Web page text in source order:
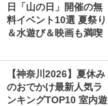
日「山の日」開催の無
料イベント10選 夏祭り
＆水遊び＆映画も満喫
【神奈川2026】夏休み
のおでかけ最新人気ラ
ンキングTOP10 室内遊